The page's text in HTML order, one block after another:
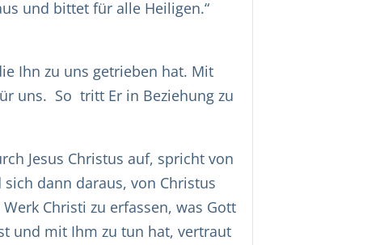
und bittet für alle Heiligen.“
Ihn zu uns getrieben hat. Mit
uns. So tritt Er in Beziehung zu
Jesus Christus auf, spricht von
dann daraus, von Christus
Christi zu erfassen, was Gott
und mit Ihm zu tun hat, vertraut